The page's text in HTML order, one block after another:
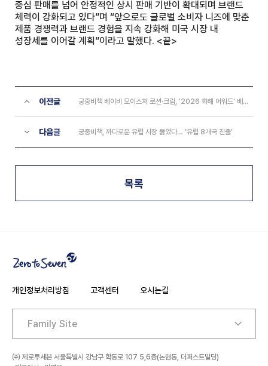
중심 판매를 넘어 안정적인 상시 판매 기반이 확대되며 브랜드
체력이 강화되고 있다”며 “앞으로도 글로벌 소비자 니즈에 맞춘
제품 경쟁력과 브랜드 경험을 지속 강화해 미국 시장 내
성장세를 이어갈 계획”이라고 말했다. <끝>
이전글 궁중비책 베이비 모이스처 로션·크림, ‘2026 화해 어워드’ 베이비&맘 부문 1위
다음글 궁중비책, 까다로운 유럽 시장 뚫었다… ‘유럽 8개국 진출’
목록
개인정보처리방침 고객센터 오시는길
주소
㈜ 제로투세븐 서울특별시 강남구 학동로 107 5,6층(논현동, 더퍼스트빌딩)